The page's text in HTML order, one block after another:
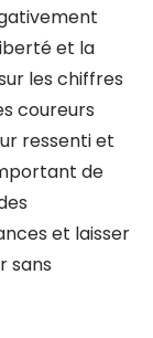
et la
les chiffres
coureurs
ressenti et
de
et laisser
sans